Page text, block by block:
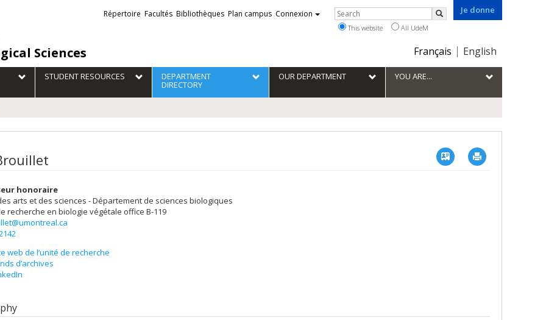
Sciences
Je donne
Choix
la
langue
Français English
Liens
externes
Répertoire Facultés Bibliothèques Plan campus Connexion Rechercher
Search
This website All UdeM
STUDENT RESOURCES DEPARTMENT
DIRECTORY
OUR DEPARTMENT YOU ARE...
Vcard
honoraire
arts et des sciences - Département de sciences biologiques
recherche en biologie végétale office B-119
web de l’unité de recherche
d’archives